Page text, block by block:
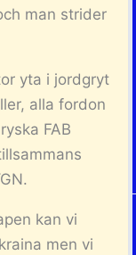
man strider
yta i jordgryt
alla fordon
FAB
kan vi
men vi